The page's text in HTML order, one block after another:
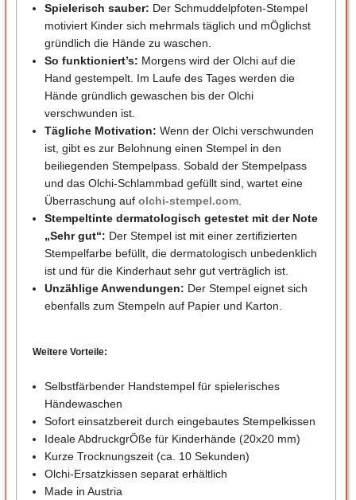
Spielerisch sauber: Der Schmuddelpfoten-Stempel
motiviert Kinder sich mehrmals täglich und mÖglichst
gründlich die Hände zu waschen.
So funktioniert’s: Morgens wird der Olchi auf die
Hand gestempelt. Im Laufe des Tages werden die
Hände gründlich gewaschen bis der Olchi
verschwunden ist.
Tägliche Motivation: Wenn der Olchi verschwunden
ist, gibt es zur Belohnung einen Stempel in den
beiliegenden Stempelpass. Sobald der Stempelpass
und das Olchi-Schlammbad gefüllt sind, wartet eine
Überraschung aufolchi-stempel.com
Stempeltinte dermatologisch getestet mit der Note
„Sehr gut“: Der Stempel ist mit einer zertifizierten
Stempelfarbe befüllt, die dermatologisch unbedenklich
ist und für die Kinderhaut sehr gut verträglich ist.
Unzählige Anwendungen: Der Stempel eignet sich
ebenfalls zum Stempeln auf Papier und Karton.
Weitere Vorteile:
Selbstfärbender Handstempel für spielerisches
Händewaschen
Sofort einsatzbereit durch eingebautes Stempelkissen
Ideale AbdruckgrÖße für Kinderhände (20x20 mm)
Kurze Trocknungszeit (ca. 10 Sekunden)
Olchi-Ersatzkissen separat erhältlich
Made in Austria